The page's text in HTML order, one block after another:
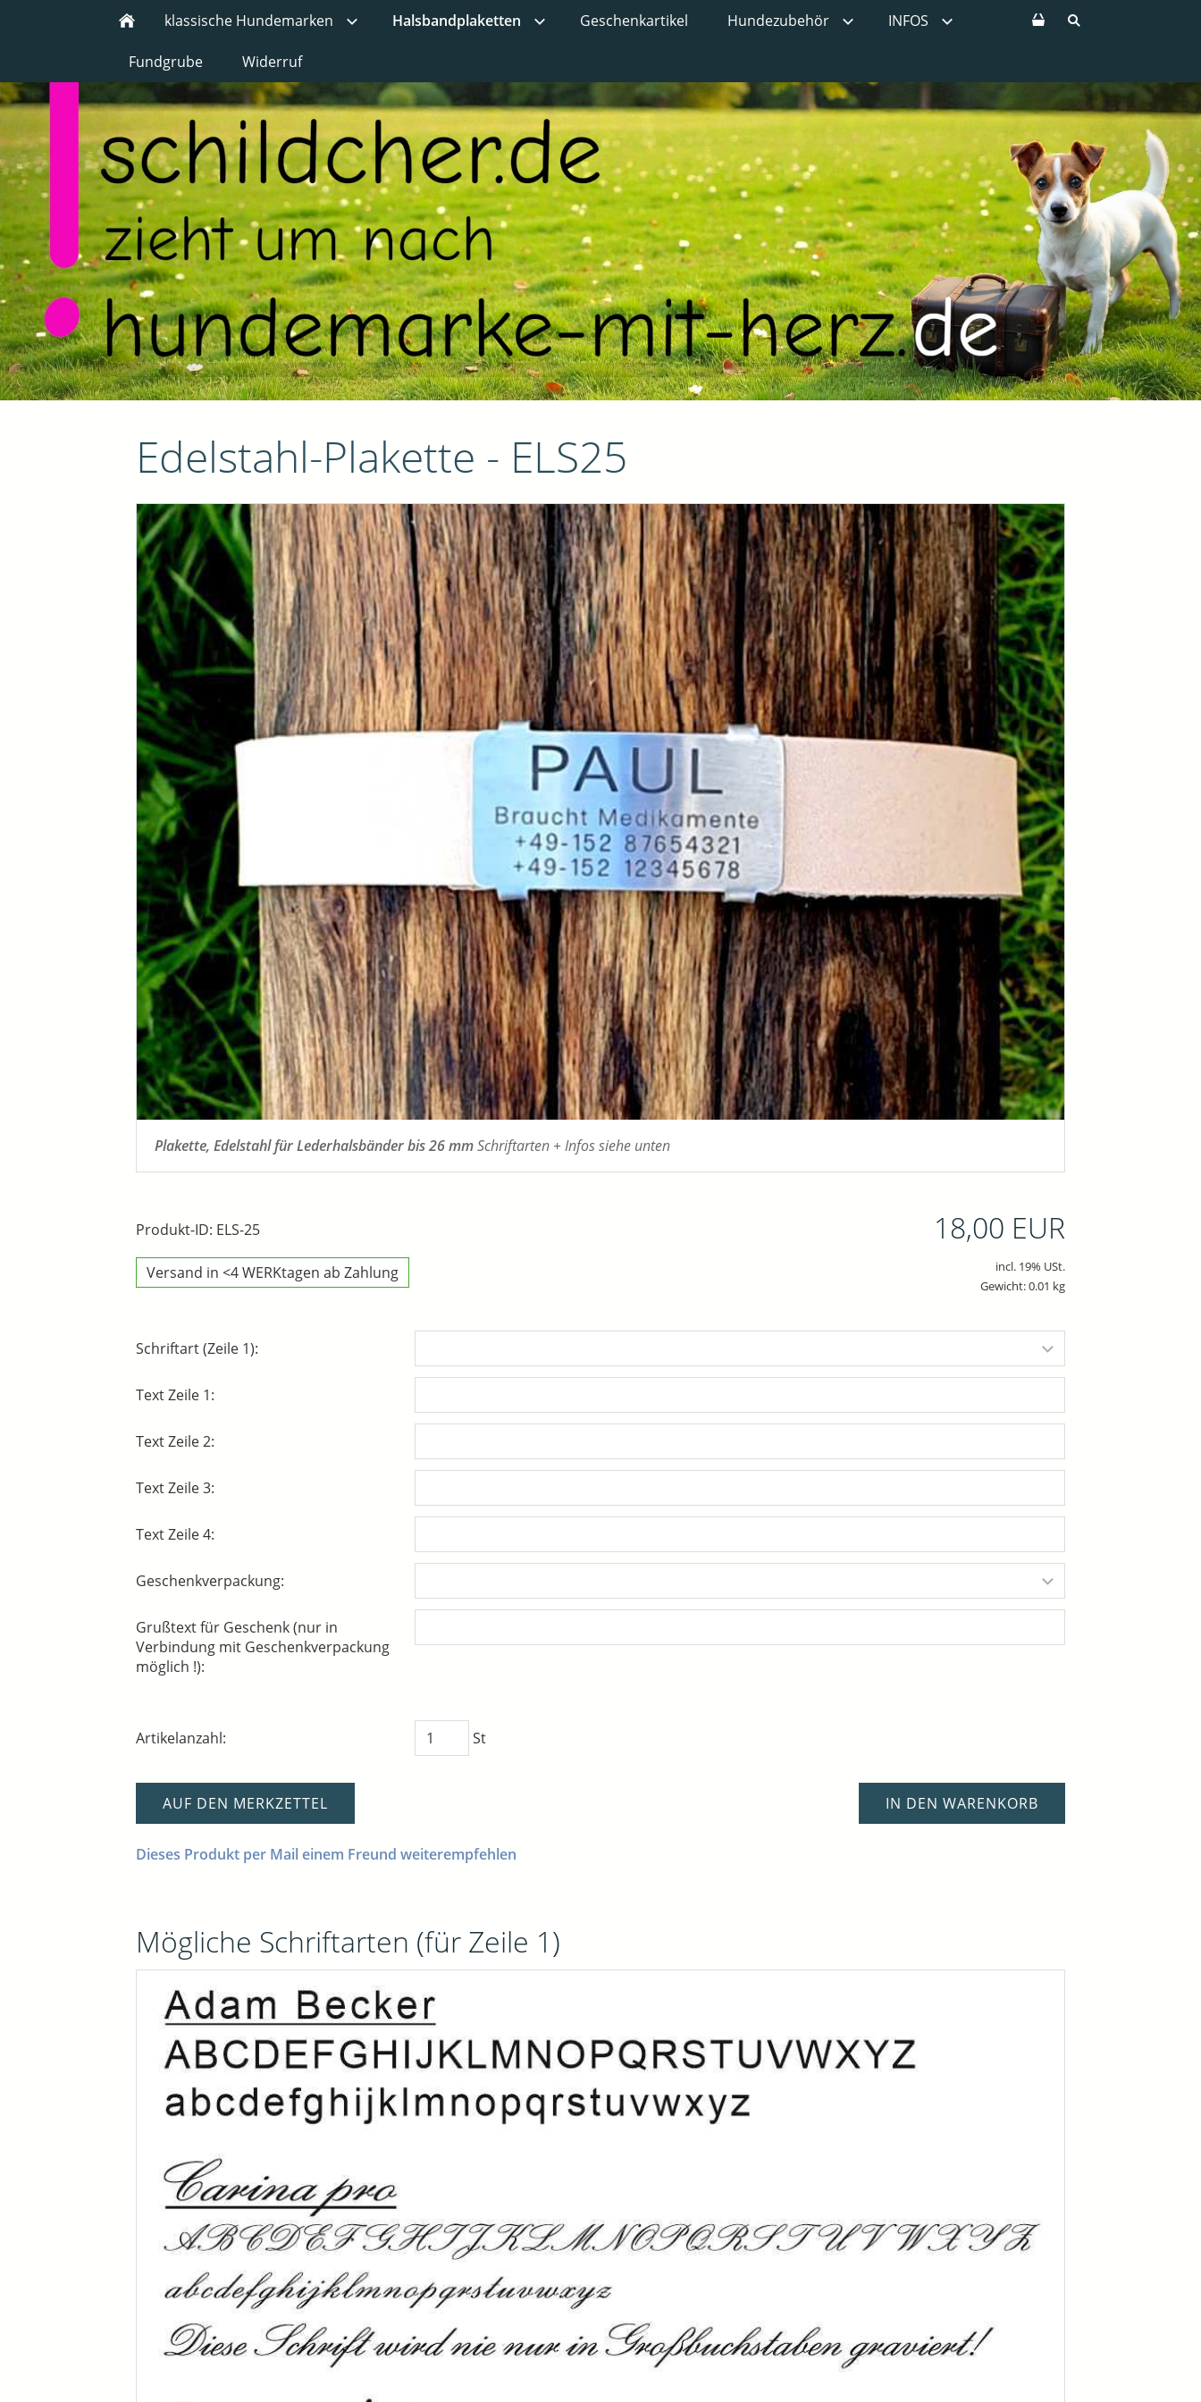
klassische Hundemarken Halsbandplaketten Geschenkartikel Hundezubehör INFOS
Fundgrube Widerruf
Edelstahl-Plakette - ELS25
Plakette, Edelstahl für Lederhalsbänder bis 26 mmSchriftarten + Infos siehe unten
Produkt-ID: ELS-25
Versand in <4 WERKtagen ab Zahlung
18,00 EUR
incl. 19% USt.
Gewicht: 0.01 kg
Schriftart (Zeile 1):
Text Zeile 1:
Text Zeile 2:
Text Zeile 3:
Text Zeile 4:
Geschenkverpackung:
Grußtext für Geschenk (nur in
Verbindung mit Geschenkverpackung
möglich !):
Artikelanzahl: St
IN DEN WARENKORB
AUF DEN MERKZETTEL
Dieses Produkt per Mail einem Freund weiterempfehlen
Mögliche Schriftarten (für Zeile 1)